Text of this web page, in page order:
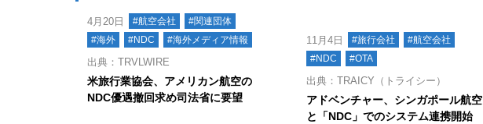
4月20日 #航空会社
#関連団体
#海外
#NDC #海外メディア情報
出典：TRVLWIRE
米旅行業協会、アメリカン航空の
NDC優遇撤回求め司法省に要望
11月4日 #旅行会社
#航空会社
#NDC
#OTA
出典：TRAICY（トライシー）
アドベンチャー、シンガポール航空
と「NDC」でのシステム連携開始